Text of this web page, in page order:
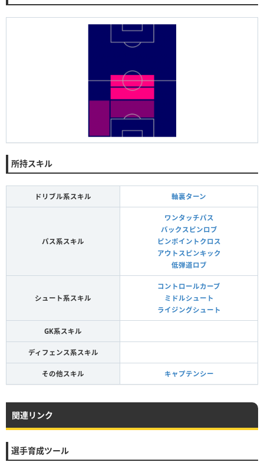
所持スキル
ドリブル系スキル 軸裏ターン
パス系スキル
ワンタッチパス
バックスピンロブ
ピンポイントクロス
アウトスピンキック
低弾道ロブ
シュート系スキル
コントロールカーブ
ミドルシュート
ライジングシュート
GK系スキル
ディフェンス系スキル
その他スキル キャプテンシー
関連リンク
選手育成ツール